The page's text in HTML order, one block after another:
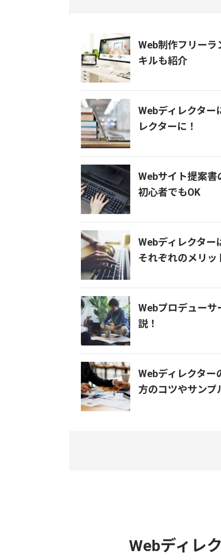
Web制作フリー
キルも紹介
Webディレクター
レクターに！
Webサイト提案
初心者でもOK
Webディレクター
それぞれのメリッ
Webプロデュー
説！
Webディレクター
方のコツやサンプ
Webディレ